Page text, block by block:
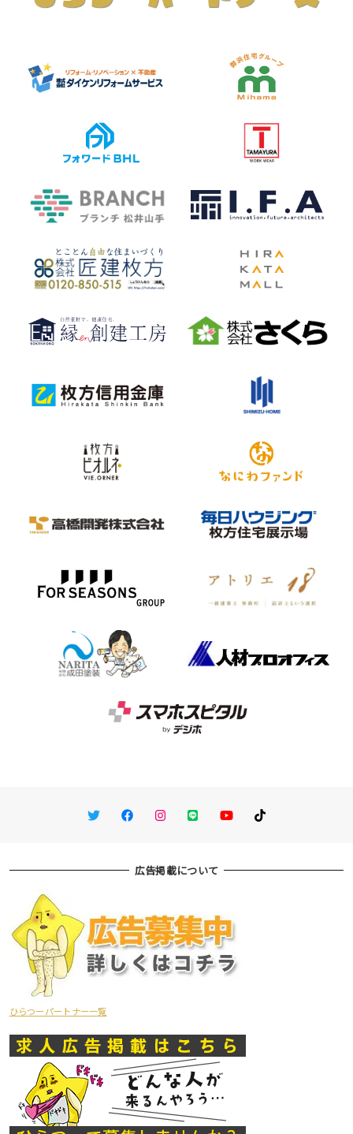
TwitterFacebookInstagram
LINE You TubeTikTok
広告掲載について
ひらつーパートナー一覧